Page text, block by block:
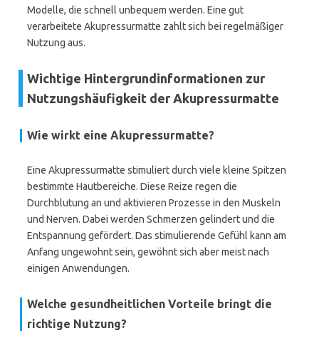
Modelle, die schnell unbequem werden. Eine gut
verarbeitete Akupressurmatte zahlt sich bei regelmäßiger
Nutzung aus.
Wichtige Hintergrundinformationen zur
Nutzungshäufigkeit der Akupressurmatte
Wie wirkt eine Akupressurmatte?
Eine Akupressurmatte stimuliert durch viele kleine Spitzen
bestimmte Hautbereiche. Diese Reize regen die
Durchblutung an und aktivieren Prozesse in den Muskeln
und Nerven. Dabei werden Schmerzen gelindert und die
Entspannung gefördert. Das stimulierende Gefühl kann am
Anfang ungewohnt sein, gewöhnt sich aber meist nach
einigen Anwendungen.
Welche gesundheitlichen Vorteile bringt die
richtige Nutzung?